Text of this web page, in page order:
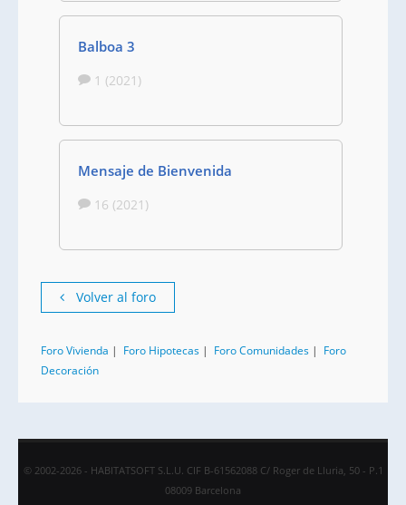
Balboa 3
1 (2021)
Mensaje de Bienvenida
16 (2021)
Volver al foro
Foro Vivienda | Foro Hipotecas | Foro Comunidades | Foro
Decoración
© 2002-2026 - HABITATSOFT S.L.U. CIF B-61562088 C/ Roger de Lluria, 50 - P.1
08009 Barcelona